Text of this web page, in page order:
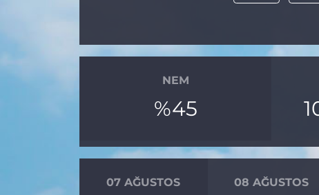
NEM
%45
07 AĞUSTOS 08 AĞUSTOS